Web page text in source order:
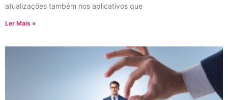
atualizações também nos aplicativos que
Ler Mais »